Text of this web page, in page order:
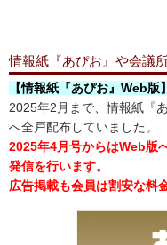
情報紙『あぴお』や会議
【情報紙『あぴお』Web版
2025年2月まで、情報紙『
へ全戸配布していました。
2025年4月号からはWeb版
発信を行います。
広告掲載も会員は割安な料